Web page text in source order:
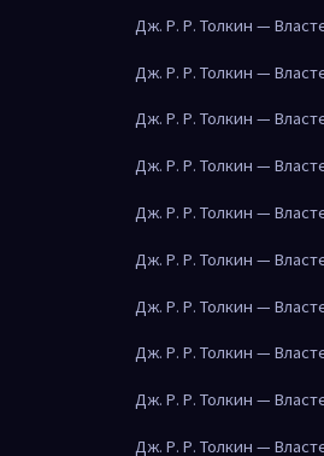
Дж. Р. Р. Толкин —
Дж. Р. Р. Толкин —
Дж. Р. Р. Толкин —
Дж. Р. Р. Толкин —
Дж. Р. Р. Толкин —
Дж. Р. Р. Толкин —
Дж. Р. Р. Толкин —
Дж. Р. Р. Толкин —
Дж. Р. Р. Толкин —
Дж. Р. Р. Толкин —